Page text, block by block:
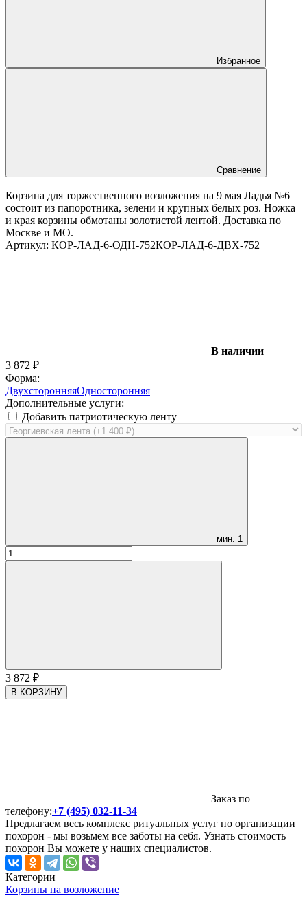
Избранное
Сравнение
Корзина для торжественного возложения на 9 мая Ладья №6
состоит из папоротника, зелени и крупных белых роз. Ножка
и края корзины обмотаны золотистой лентой. Доставка по
Москве и МО.
Артикул: КОР-ЛАД-6-ОДН-752КОР-ЛАД-6-ДВХ-752
В наличии
3 872 ₽
Форма:
ДвухсторонняяОдносторонняя
Дополнительные услуги:
Добавить патриотическую ленту
мин. 1
3 872 ₽
В КОРЗИНУ
Заказ по
телефону:+7 (495) 032-11-34
Предлагаем весь комплекс ритуальных услуг по организации
похорон - мы возьмем все заботы на себя. Узнать стоимость
похорон Вы можете у наших специалистов.
Категории
Корзины на возложение